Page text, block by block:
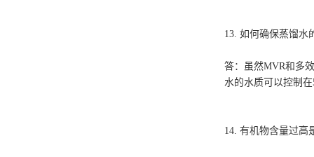
13. 如何确保蒸馏水
答：虽然MVR和多
水的水质可以控制
14. 有机物含量过高